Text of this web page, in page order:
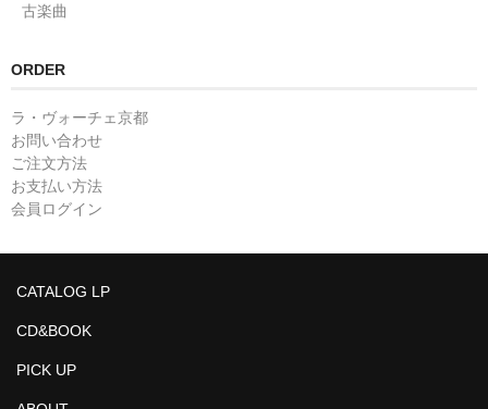
古楽曲
ORDER
ラ・ヴォーチェ京都
お問い合わせ
ご注文方法
お支払い方法
会員ログイン
CATALOG LP
CD&BOOK
PICK UP